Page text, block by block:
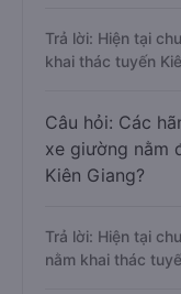
Trả lời: Hiện tại
khai thác tuyến
Câu hỏi: Các
xe giường nằm
Kiên Giang?
Trả lời: Hiện tại
nằm khai thác